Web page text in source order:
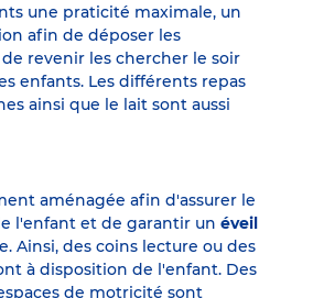
une praticité maximale, un
afin de déposer les
revenir les chercher le soir
enfants. Les différents repas
ainsi que le lait sont aussi
aménagée afin d'assurer le
l'enfant et de garantir un éveil
Ainsi, des coins lecture ou des
à disposition de l'enfant. Des
de motricité sont